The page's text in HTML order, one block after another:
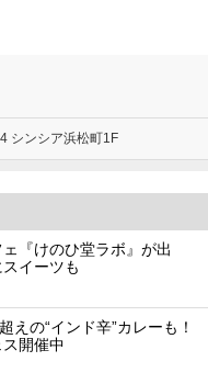
シンシア浜松町1F
『けのひ堂ラボ』が出
イーツも
えの“インド辛”カレーも！
ス開催中